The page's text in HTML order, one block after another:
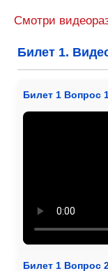
Смотри
Билет 1.
Билет 1 Вопрос
Билет 1 Вопрос